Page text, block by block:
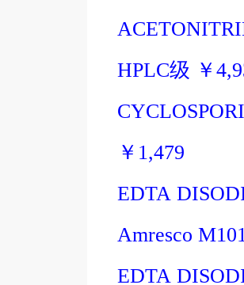
HPLC级 ￥
￥ 1,479
EDTA
Amresco
EDTA